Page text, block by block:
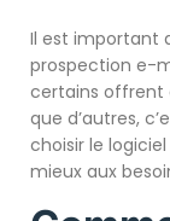
Il est important
prospection e-
certains offrent
que d’autres,
choisir le
mieux aux